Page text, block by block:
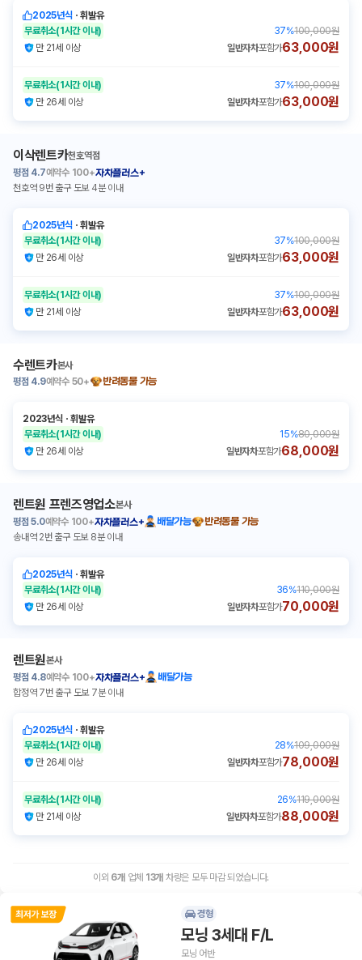
2025년식 ㆍ휘발유
무료취소(1시간 이내) 37%100,000원
만 21세 이상
일반자차포함가63,000원
무료취소(1시간 이내) 37%100,000원
만 26세 이상
일반자차포함가63,000원
이삭렌트카천호역점
평점 4.7예약수 100+자차플러스+
천호역 9번 출구 도보 4분 이내
2025년식 ㆍ휘발유
무료취소(1시간 이내) 37%100,000원
만 26세 이상
일반자차포함가63,000원
무료취소(1시간 이내) 37%100,000원
만 21세 이상
일반자차포함가63,000원
수렌트카본사
평점 4.9예약수 50+ 반려동물 가능
2023년식 ㆍ휘발유
무료취소(1시간 이내) 15%80,000원
만 26세 이상
일반자차포함가68,000원
렌트원 프렌즈영업소본사
평점 5.0예약수 100+자차플러스+ 배달가능
반려동물 가능
송내역 2번 출구 도보 8분 이내
2025년식 ㆍ휘발유
무료취소(1시간 이내) 36%110,000원
만 26세 이상
일반자차포함가70,000원
렌트원본사
평점 4.8예약수 100+자차플러스+
배달가능
합정역 7번 출구 도보 7분 이내
2025년식 ㆍ휘발유
무료취소(1시간 이내) 28%109,000원
만 26세 이상
일반자차포함가78,000원
무료취소(1시간 이내) 26%119,000원
만 21세 이상
일반자차포함가88,000원
이외 6개 업체 13개 차량은 모두 마감 되었습니다.
경형
모닝 3세대 F/L
모닝 어반